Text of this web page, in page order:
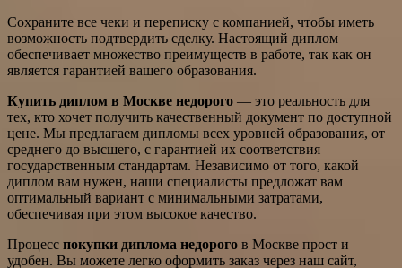
Сохраните все чеки и переписку с компанией, чтобы иметь
возможность подтвердить сделку. Настоящий диплом
обеспечивает множество преимуществ в работе, так как он
является гарантией вашего образования.
Купить диплом в Москве недорого — это реальность для
тех, кто хочет получить качественный документ по доступной
цене. Мы предлагаем дипломы всех уровней образования, от
среднего до высшего, с гарантией их соответствия
государственным стандартам. Независимо от того, какой
диплом вам нужен, наши специалисты предложат вам
оптимальный вариант с минимальными затратами,
обеспечивая при этом высокое качество.
Процесс покупки диплома недорого в Москве прост и
удобен. Вы можете легко оформить заказ через наш сайт,